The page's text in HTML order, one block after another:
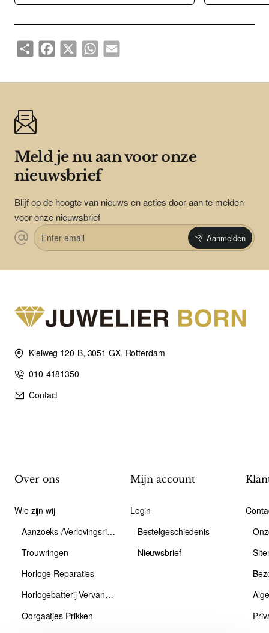
ShareFacebook
X WhatsAppEmail
Meld je nu aan voor onze
nieuwsbrief
Blijf op de hoogte van nieuws en acties door aan te melden
voor onze nieuwsbrief
Enter
email
Aanmelden
Kleiweg 120-B, 3051 GX, Rotterdam
010-4181350
Contact
Over ons
Wie zijn wij
Aanzoeks-/Verlovingsring
Trouwringen
Horloge Reparaties
Horlogebatterij Vervangen
Oorgaatjes Prikken
Mijn account
Login
Bestelgeschiedenis
Nieuwsbrief